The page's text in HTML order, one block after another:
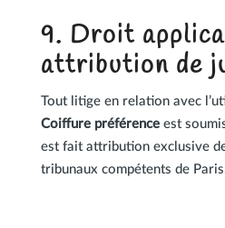
9. Droit
attribution de
Tout litige en relation avec
Coiffure préférence est
est fait attribution exclusive
tribunaux compétents de